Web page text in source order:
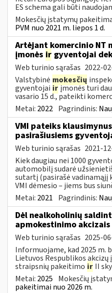
ES schema gali būti
Mokesčių įstatymų
PVM nuo 2021 m. liepos 1 d.
Artėjant komercinio NT
įmonės ir gyventojai
Web turinio sąrašas 2022-
Valstybinė mokesčių
gyventojai irįmonės turi
vasario 15 d., pateikti
Metai: 2022 Pagrindinis:
VMI pateiks
pasirašiusiems
Web turinio sąrašas 2021-
Kiek daugiau nei 1000
automobilį sudarė
sutartį (pasirašė vadinamąjį
VMI dėmesio – jiems bus
Metai: 2021 Pagrindinis:
Dėl nealkoholinių
apmokestinimo akcizais
Web turinio sąrašas 2025-
Informuojame, kad 2025 m.
Lietuvos Respublikos akcizų
straipsnių pakeitimo ir II
Metai: 2025 Mokesčių
pakeitimai nuo 2026 m.